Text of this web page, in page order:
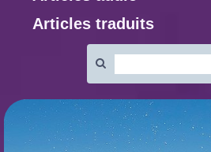
Articles traduits
: